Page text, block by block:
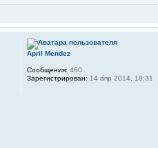
April Mendez
Сообщения: 460
Зарегистрирован: 14 апр 2014, 18:31